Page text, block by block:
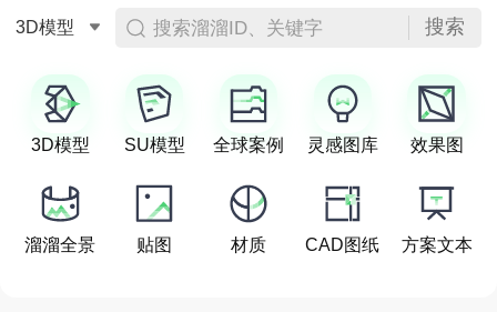
3D模型 搜索溜溜ID、关键字 搜索
3D模型 SU模型 全球案例 灵感图库 效果图
溜溜全景 贴图 材质 CAD图纸 方案文本